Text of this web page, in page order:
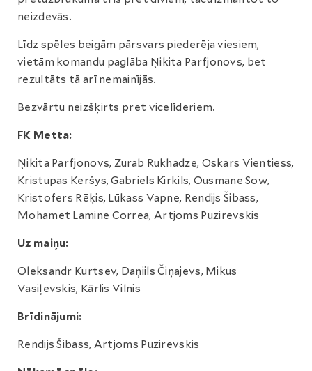
neizdevās.
Līdz spēles beigām pārsvars piederēja viesiem,
vietām komandu paglāba Ņikita Parfjonovs, bet
rezultāts tā arī nemainījās.
Bezvārtu neizšķirts pret vicelīderiem.
FK Metta:
Ņikita Parfjonovs, Zurab Rukhadze, Oskars Vientiess,
Kristupas Keršys, Gabriels Kirkils, Ousmane Sow,
Kristofers Rēķis, Lūkass Vapne, Rendijs Šibass,
Mohamet Lamine Correa, Artjoms Puzirevskis
Uz maiņu:
Oleksandr Kurtsev, Daņiils Čiņajevs, Mikus
Vasiļevskis, Kārlis Vilnis
Brīdinājumi:
Rendijs Šibass, Artjoms Puzirevskis